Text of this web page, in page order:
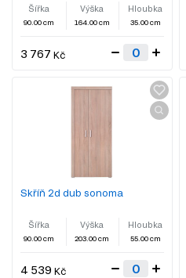
Šířka
90.00 cm
Výška
164.00 cm
Hloubka
35.00 cm
3 767 Kč
Skříň 2d dub sonoma
Šířka
90.00 cm
Výška
203.00 cm
Hloubka
55.00 cm
4 539 Kč